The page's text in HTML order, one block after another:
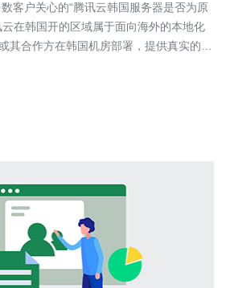
客户关心的“腾讯云韩国服务器是否为原
在韩国开的区域属于面向海外的本地化
其合作方在韩国机房部署，提供真实的本
但需要注意的是，某些国内特有的服务